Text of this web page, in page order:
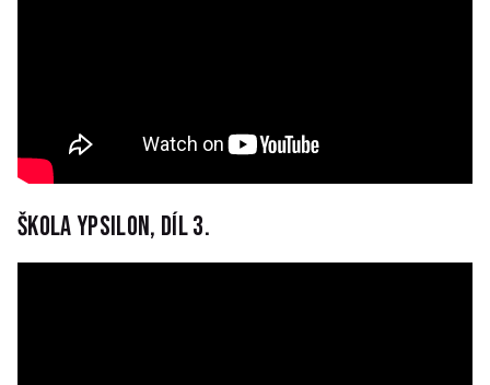
Škola Ypsilon, díl 3.